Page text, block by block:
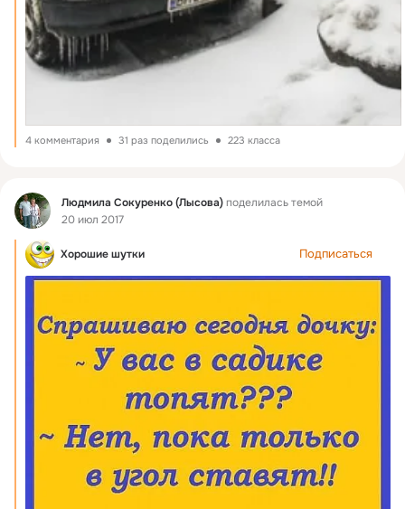
4 комментария 31 раз поделились 223 класса
Фид Людмила Сокуренко (Лысова)поделилась темой
20 июл 2017
Хорошие шутки Подписаться